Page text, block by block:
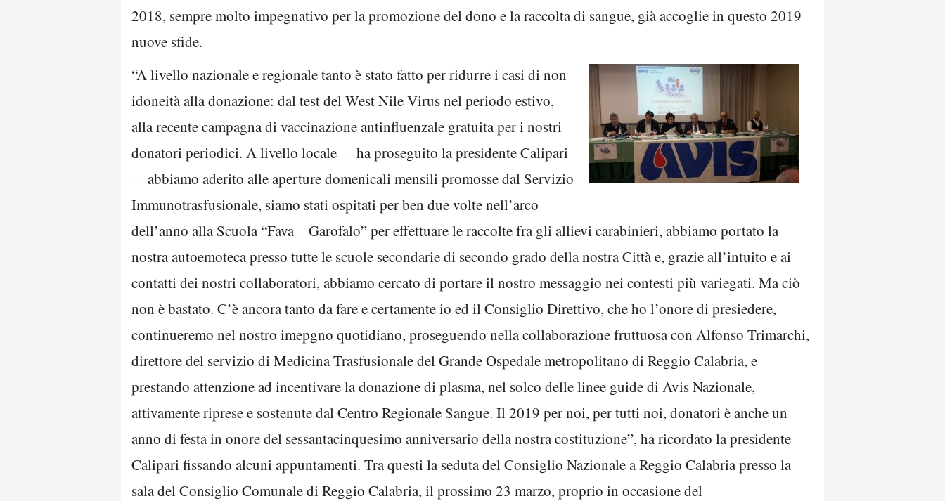
2018, sempre molto impegnativo per la promozione del dono e la raccolta di sangue, già accoglie in questo 2019
nuove sfide.
“A livello nazionale e regionale tanto è stato fatto per ridurre i casi di non
idoneità alla donazione: dal test del West Nile Virus nel periodo estivo,
alla recente campagna di vaccinazione antinfluenzale gratuita per i nostri
donatori periodici. A livello locale – ha proseguito la presidente Calipari
– abbiamo aderito alle aperture domenicali mensili promosse dal Servizio
Immunotrasfusionale, siamo stati ospitati per ben due volte nell’arco
dell’anno alla Scuola “Fava – Garofalo” per effettuare le raccolte fra gli allievi carabinieri, abbiamo portato la
nostra autoemoteca presso tutte le scuole secondarie di secondo grado della nostra Città e, grazie all’intuito e ai
contatti dei nostri collaboratori, abbiamo cercato di portare il nostro messaggio nei contesti più variegati. Ma ciò
non è bastato. C’è ancora tanto da fare e certamente io ed il Consiglio Direttivo, che ho l’onore di presiedere,
continueremo nel nostro imepgno quotidiano, proseguendo nella collaborazione fruttuosa con Alfonso Trimarchi,
direttore del servizio di Medicina Trasfusionale del Grande Ospedale metropolitano di Reggio Calabria, e
prestando attenzione ad incentivare la donazione di plasma, nel solco delle linee guide di Avis Nazionale,
attivamente riprese e sostenute dal Centro Regionale Sangue. Il 2019 per noi, per tutti noi, donatori è anche un
anno di festa in onore del sessantacinquesimo anniversario della nostra costituzione”, ha ricordato la presidente
Calipari fissando alcuni appuntamenti. Tra questi la seduta del Consiglio Nazionale a Reggio Calabria presso la
sala del Consiglio Comunale di Reggio Calabria, il prossimo 23 marzo, proprio in occasione del